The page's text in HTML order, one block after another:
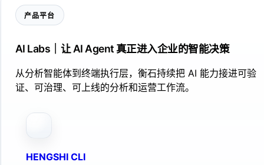
产品平台
AI Labs｜让 AI Agent 真正进入企业的智能决策
从分析智能体到终端执行层，衡石持续把 AI 能力接进可验
证、可治理、可上线的分析和运营工作流。
HENGSHI CLI